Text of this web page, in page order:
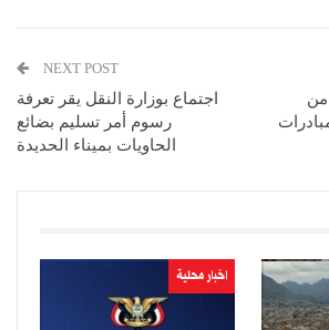
من
NEXT POST
اجتماع بوزارة النقل يقر تعرفة
رسوم أمر تسليم بضائع
الحاويات بميناء الحديدة
اخبار محلية